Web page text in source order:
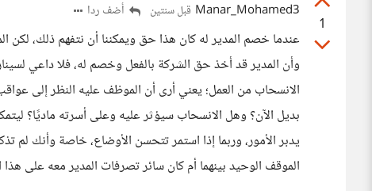
1
Manar_Mohamed3 قبل سنتين أضف ردا
عندما خصم المدير له كان هذا حق ويمكننا أن نتفهم ذلك، لكن
وأن المدير قد أخذ حق الشركة بالفعل وخصم له، فلا داعي
الانسحاب من العمل؛ يعني أرى أن الموظف عليه النظر إلى
بديل الآن؟ وهل الانسحاب سيؤثر عليه وعلى أسرته ماديًا؟
يدبر الأمور، وربما إذا استمر تتحسن الأوضاع، خاصة وأنك لم
الموقف الوحيد بينهما أم كان سائر تصرفات المدير معه على هذا